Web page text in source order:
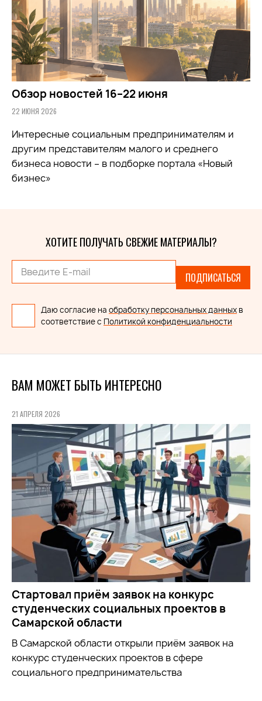
Обзор новостей 16–22 июня
22 ИЮНЯ 2026
Интересные социальным предпринимателям и
другим представителям малого и среднего
бизнеса новости – в подборке портала «Новый
бизнес»
ХОТИТЕ ПОЛУЧАТЬ СВЕЖИЕ МАТЕРИАЛЫ?
ПОДПИСАТЬСЯ
Даю согласие на обработку персональных данных в
соответствие с Политикой конфиденциальности
ВАМ МОЖЕТ БЫТЬ ИНТЕРЕСНО
21 АПРЕЛЯ 2026
Стартовал приём заявок на конкурс
студенческих социальных проектов в
Самарской области
В Самарской области открыли приём заявок на
конкурс студенческих проектов в сфере
социального предпринимательства